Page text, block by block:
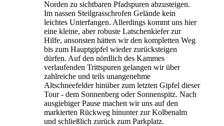
Norden zu sichtbaren Pfadspuren abzusteigen.
Im nassen Steilgrasschrofen Gelände kein
leichtes Unterfangen. Allerdings kommt uns hier
eine kleine, aber robuste Latschenkiefer zur
Hilfe, ansonsten hätten wir den kompletten Weg
bis zum Hauptgipfel wieder zurücksteigen
dürfen. Auf den nördlich des Kammes
verlaufenden Trittspuren gelangen wir über
zahlreiche und teils unangenehme
Altschneefelder hinüber zum letzten Gipfel dieser
Tour - dem Sonnenberg oder Sonnenspitz. Nach
ausgiebiger Pause machen wir uns auf den
markierten Rückweg hinunter zur Kolbenalm
und schließlich zurück zum Parkplatz.